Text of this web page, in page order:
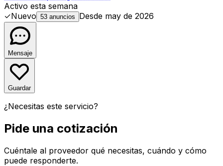
Activo esta semana
✓Nuevo 53 anuncios Desde may de 2026
Mensaje
Guardar
¿Necesitas este servicio?
Pide una cotización
Cuéntale al proveedor qué necesitas, cuándo y cómo
puede responderte.